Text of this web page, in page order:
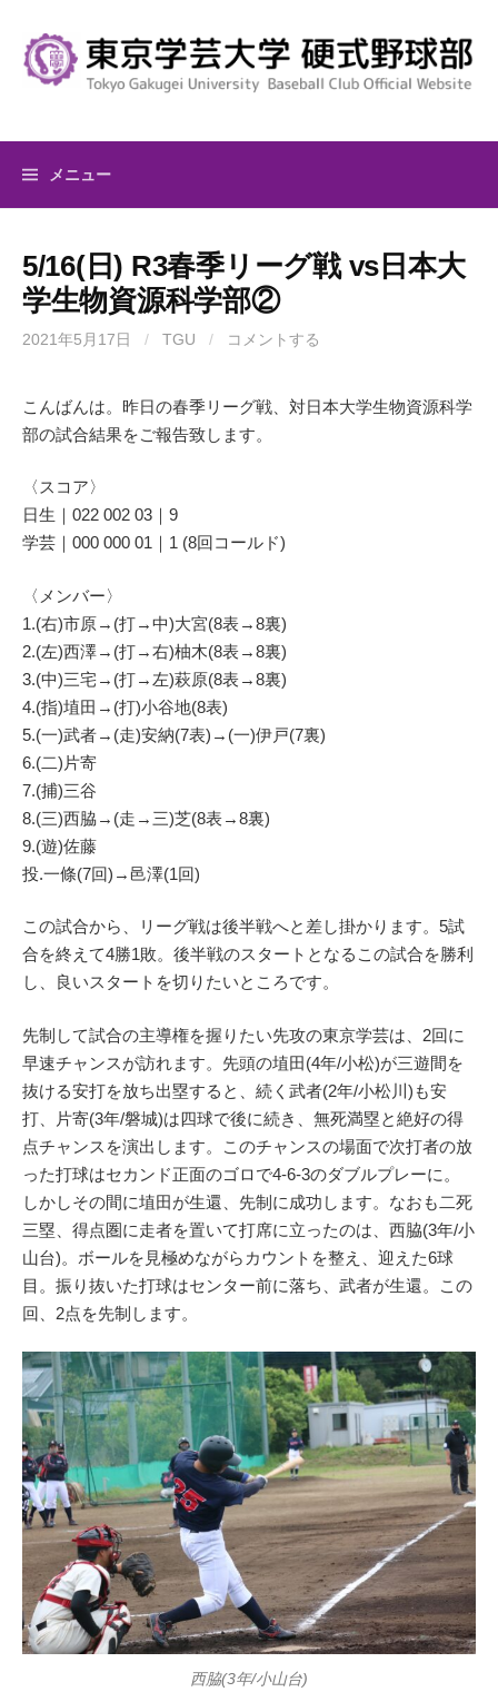
キ
メニュー
5/16(日) R3春季リーグ戦 vs日本大
学生物資源科学部②
2021年5月17日 / TGU / コメントする
こんばんは。昨日の春季リーグ戦、対日本大学生物資源科学
部の試合結果をご報告致します。
〈スコア〉
日生｜022 002 03｜9
学芸｜000 000 01｜1 (8回コールド)
〈メンバー〉
1.(右)市原→(打→中)大宮(8表→8裏)
2.(左)西澤→(打→右)柚木(8表→8裏)
3.(中)三宅→(打→左)萩原(8表→8裏)
4.(指)埴田→(打)小谷地(8表)
5.(一)武者→(走)安納(7表)→(一)伊戸(7裏)
6.(二)片寄
7.(捕)三谷
8.(三)西脇→(走→三)芝(8表→8裏)
9.(遊)佐藤
投.一條(7回)→邑澤(1回)
この試合から、リーグ戦は後半戦へと差し掛かります。5試
合を終えて4勝1敗。後半戦のスタートとなるこの試合を勝利
し、良いスタートを切りたいところです。
先制して試合の主導権を握りたい先攻の東京学芸は、2回に
早速チャンスが訪れます。先頭の埴田(4年/小松)が三遊間を
抜ける安打を放ち出塁すると、続く武者(2年/小松川)も安
打、片寄(3年/磐城)は四球で後に続き、無死満塁と絶好の得
点チャンスを演出します。このチャンスの場面で次打者の放
った打球はセカンド正面のゴロで4-6-3のダブルプレーに。
しかしその間に埴田が生還、先制に成功します。なおも二死
三塁、得点圏に走者を置いて打席に立ったのは、西脇(3年/小
山台)。ボールを見極めながらカウントを整え、迎えた6球
目。振り抜いた打球はセンター前に落ち、武者が生還。この
回、2点を先制します。
西脇(3年/小山台)